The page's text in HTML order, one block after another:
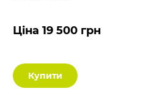
Ціна 19 500 грн
Купити